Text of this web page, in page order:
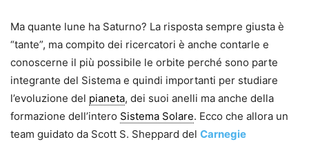
Ma quante lune ha Saturno? La risposta sempre giusta è
“tante”, ma compito dei ricercatori è anche contarle e
conoscerne il più possibile le orbite perché sono parte
integrante del Sistema e quindi importanti per studiare
l’evoluzione del pianeta, dei suoi anelli ma anche della
formazione dell’intero Sistema Solare. Ecco che allora un
team guidato da Scott S. Sheppard del Carnegie